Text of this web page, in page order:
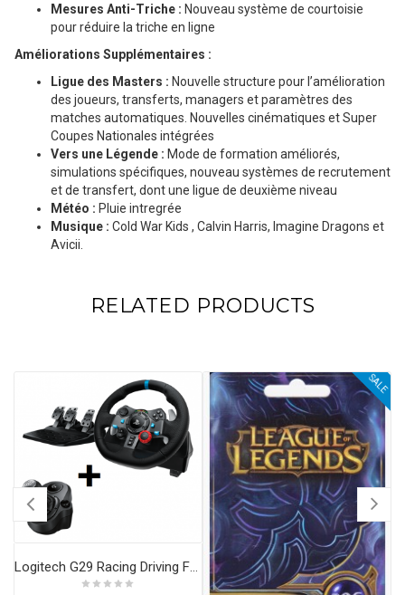
Mesures Anti-Triche : Nouveau système de courtoisie
pour réduire la triche en ligne
Améliorations Supplémentaires :
Ligue des Masters : Nouvelle structure pour l’amélioration
des joueurs, transferts, managers et paramètres des
matches automatiques. Nouvelles cinématiques et Super
Coupes Nationales intégrées
Vers une Légende : Mode de formation améliorés,
simulations spécifiques, nouveau systèmes de recrutement
et de transfert, dont une ligue de deuxième niveau
Météo : Pluie intregrée
Musique : Cold War Kids , Calvin Harris, Imagine Dragons et
Avicii.
RELATED PRODUCTS
SALE